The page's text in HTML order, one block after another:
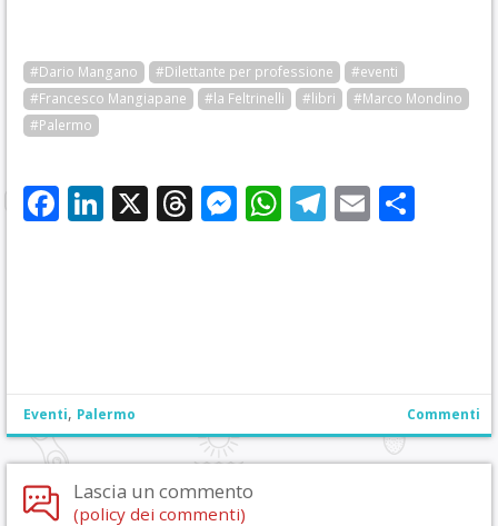
#Dario Mangano #Dilettante per professione
#eventi
#Francesco Mangiapane
#la Feltrinelli #libri
#Marco Mondino
#Palermo
Facebook
LinkedIn
X Threads
Messenger
WhatsApp
Telegram
Email
Eventi, Palermo Commenti
Lascia un commento
(policy dei commenti)